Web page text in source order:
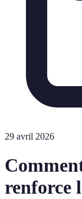
29 avril 2026
renforce